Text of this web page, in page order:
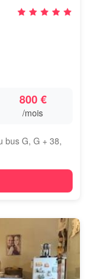
800 €
/mois
bus G, G + 38,